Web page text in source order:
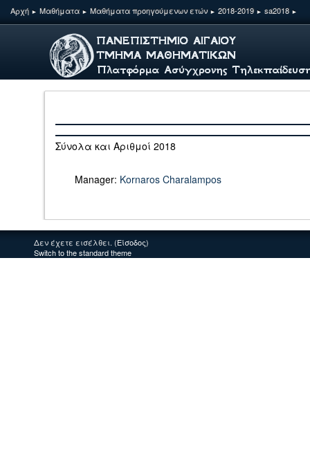
Αρχή ► Μαθήματα ► Μαθήματα προηγούμενων ετών ► 2018-2019 ► sa2018 ►
Σύνολα και Αριθμοί 2018
Manager: Kornaros Charalampos
Δεν έχετε εισέλθει. (Είσοδος)
Switch to the standard theme